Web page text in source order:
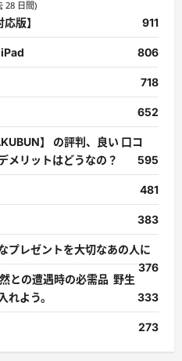
28 日間)
版】 911
806
718
652
】 の評判、良い 口コ
メリットはどうなの？
595
481
383
プレゼントを大切なあの人に
376
との遭遇時の必需品 野生
れよう。
333
273